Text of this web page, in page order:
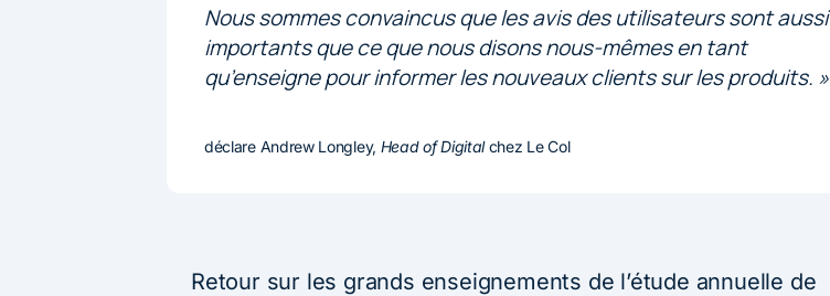
Nous sommes convaincus que les avis des utilisateurs sont aussi
importants que ce que nous disons nous-mêmes en tant
qu’enseigne pour informer les nouveaux clients sur les produits. »
déclare Andrew Longley, Head of Digitalchez Le Col
Retour sur les grands enseignements de l’étude annuelle de